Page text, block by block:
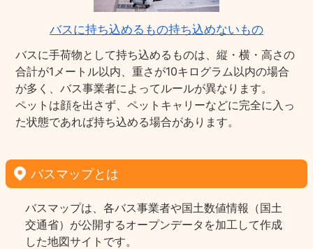
バスに持ち込めるもの持ち込めないもの
バスに手荷物として持ち込めるものは、縦・横・高さの
合計が1メートル以内、重さが10キログラム以内の場合
が多く、バス事業者によってルールが異なります。
ペットは顔を出さず、ペットキャリーなどに完全に入っ
た状態であれば持ち込める場合があります。
バスマップとは
バスマップは、各バス事業者や国土数値情報（国土
交通省）が公開するオープンデータを加工して作成
した地図サイトです。